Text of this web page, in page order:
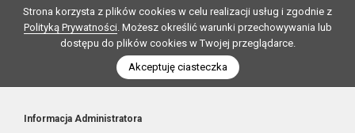
Strona korzysta z plików cookies w celu realizacji usług i zgodnie z
Polityką Prywatności. Możesz określić warunki przechowywania lub
dostępu do plików cookies w Twojej przeglądarce.
Akceptuję ciasteczka
Informacja Administratora